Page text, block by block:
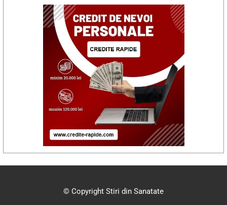
© Copyright Stiri din Sanatate